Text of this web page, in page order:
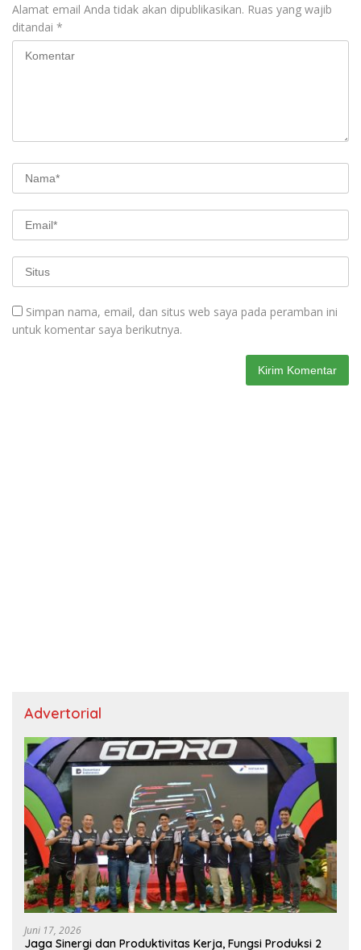
Alamat email Anda tidak akan dipublikasikan. Ruas yang wajib
ditandai *
Simpan nama, email, dan situs web saya pada peramban ini
untuk komentar saya berikutnya.
Advertorial
Juni 17, 2026
Jaga Sinergi dan Produktivitas Kerja, Fungsi Produksi 2